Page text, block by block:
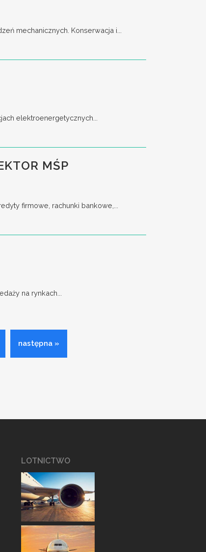
mechanicznych. Konserwacja i...
elektroenergetycznych...
MŚP
firmowe, rachunki bankowe,...
na rynkach...
następna »
LOTNICTWO